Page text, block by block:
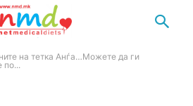
на тетка Анѓа…Можете да ги
по...